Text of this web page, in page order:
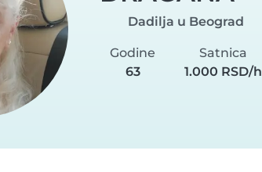
Dadilja u Beograd
Godine
63
Satnica
1.000 RSD/h